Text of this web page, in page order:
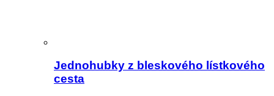
Jednohubky z bleskového lístkového
cesta